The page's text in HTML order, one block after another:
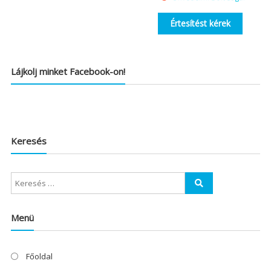
Értesítést kérek
Lájkolj minket Facebook-on!
Keresés
Menü
Főoldal